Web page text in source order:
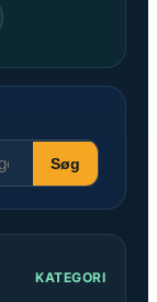
Søg
KATEGORI